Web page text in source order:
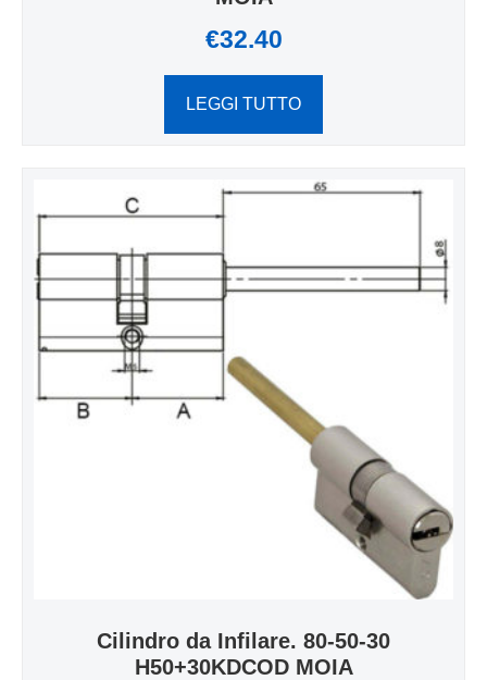
€32.40
LEGGI TUTTO
Cilindro da Infilare. 80-50-30
H50+30KDCOD MOIA